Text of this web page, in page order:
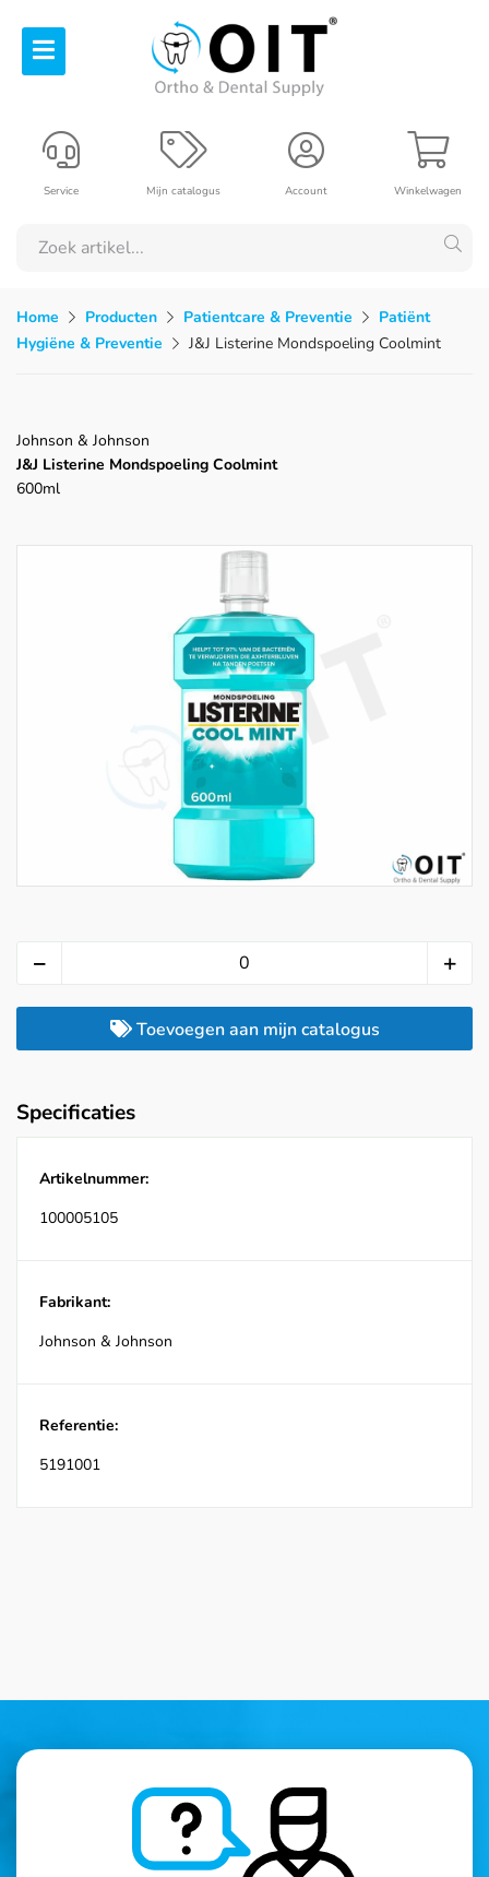
Winkelwagen
Account
Mijn catalogus
Service
Home Producten Patientcare & Preventie
Patiënt
Hygiëne & Preventie
J&J Listerine Mondspoeling Coolmint
Johnson & Johnson
J&J Listerine Mondspoeling Coolmint
600ml
Toevoegen aan mijn catalogus
Specificaties
Artikelnummer:
100005105
Fabrikant:
Johnson & Johnson
Referentie:
5191001